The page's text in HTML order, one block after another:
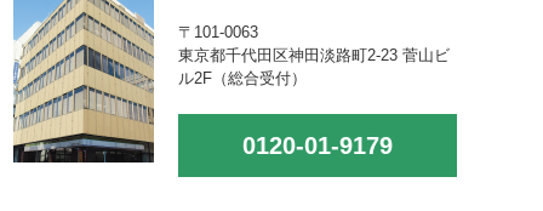
〒101-0063
東京都千代田区神田淡路町2-23 菅山ビ
ル2F（総合受付）
0120-01-9179